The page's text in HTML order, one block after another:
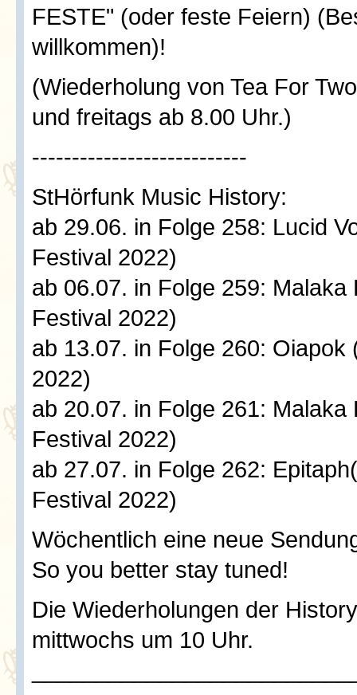
FESTE" (oder feste Feiern)
willkommen)!
(Wiederholung von Tea For
und freitags ab 8.00 Uhr.)
---------------------------
StHörfunk Music History:
ab 29.06. in Folge 258: Lucid
Festival 2022)
ab 06.07. in Folge 259:
Festival 2022)
ab 13.07. in Folge 260:
2022)
ab 20.07. in Folge 261:
Festival 2022)
ab 27.07. in Folge 262:
Festival 2022)
Wöchentlich eine neue
So you better stay tuned!
Die Wiederholungen der
mittwochs um 10 Uhr.